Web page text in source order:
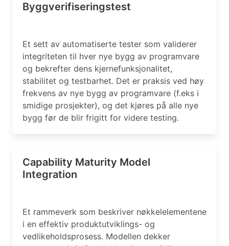
Byggverifiseringstest
Et sett av automatiserte tester som validerer
integriteten til hver nye bygg av programvare
og bekrefter dens kjernefunksjonalitet,
stabilitet og testbarhet. Det er praksis ved høy
frekvens av nye bygg av programvare (f.eks i
smidige prosjekter), og det kjøres på alle nye
bygg før de blir frigitt for videre testing.
Capability Maturity Model
Integration
Et rammeverk som beskriver nøkkelelementene
i en effektiv produktutviklings- og
vedlikeholdsprosess. Modellen dekker